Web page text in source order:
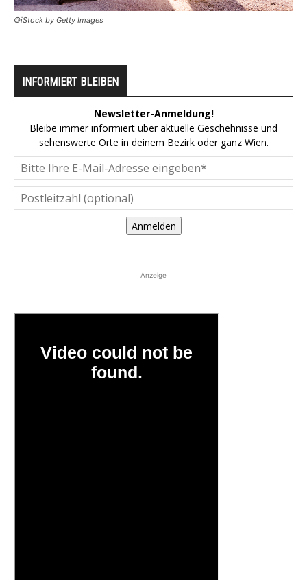
©iStock by Getty Images
INFORMIERT BLEIBEN
Newsletter-Anmeldung!
Bleibe immer informiert über aktuelle Geschehnisse und
sehenswerte Orte in deinem Bezirk oder ganz Wien.
Anmelden
Anzeige